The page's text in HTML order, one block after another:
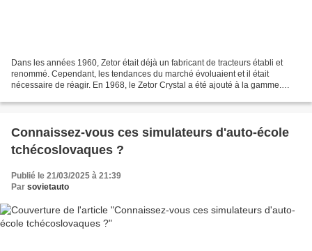
Dans les années 1960, Zetor était déjà un fabricant de tracteurs établi et
renommé. Cependant, les tendances du marché évoluaient et il était
nécessaire de réagir. En 1968, le Zetor Crystal a été ajouté à la gamme.
Connaissez-vous ces simulateurs d'auto-école
tchécoslovaques ?
Publié le 21/03/2025 à 21:39
Par sovietauto